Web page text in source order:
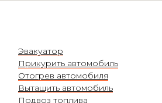
Эвакуатор
Прикурить автомобиль
Отогрев автомобиля
Вытащить автомобиль
Подвоз топлива